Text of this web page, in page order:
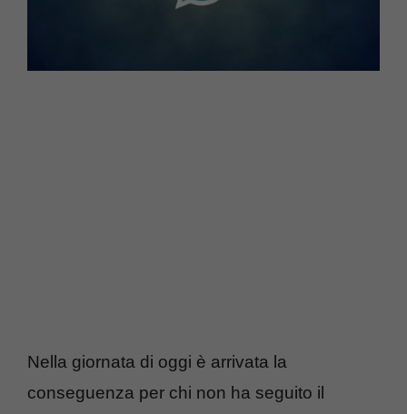
Nella giornata di oggi è arrivata la
conseguenza per chi non ha seguito il